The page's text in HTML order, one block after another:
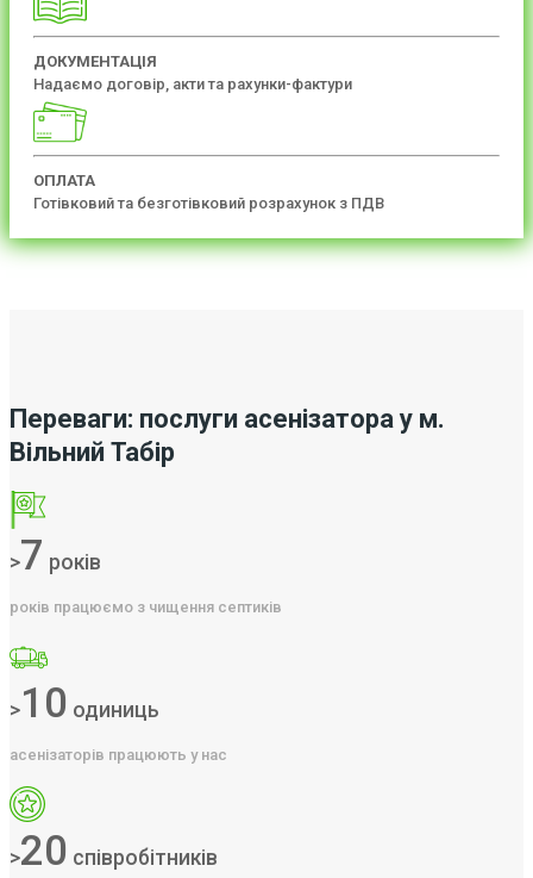
ДОКУМЕНТАЦІЯ
Надаємо договір, акти та рахунки-фактури
ОПЛАТА
Готівковий та безготівковий розрахунок з ПДВ
Переваги: послуги асенізатора у м.
Вільний Табір
>7 років
років працюємо з чищення септиків
>10 одиниць
асенізаторів працюють у нас
>20 співробітників